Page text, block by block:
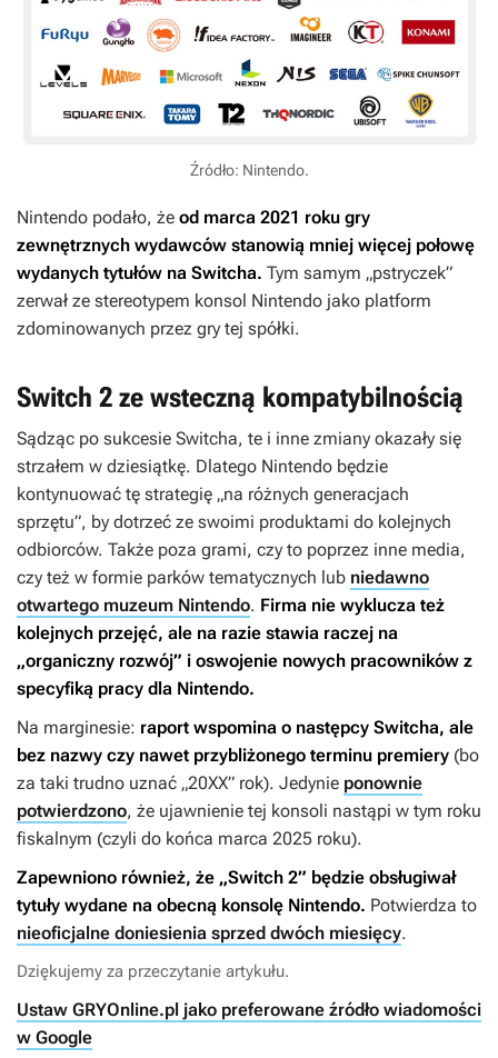
Źródło: Nintendo.
Nintendo podało, że od marca 2021 roku gry
zewnętrznych wydawców stanowią mniej więcej połowę
wydanych tytułów na Switcha. Tym samym „pstryczek”
zerwał ze stereotypem konsol Nintendo jako platform
zdominowanych przez gry tej spółki.
Switch 2 ze wsteczną kompatybilnością
Sądząc po sukcesie Switcha, te i inne zmiany okazały się
strzałem w dziesiątkę. Dlatego Nintendo będzie
kontynuować tę strategię „na różnych generacjach
sprzętu”, by dotrzeć ze swoimi produktami do kolejnych
odbiorców. Także poza grami, czy to poprzez inne media,
czy też w formie parków tematycznych lub niedawno
otwartego muzeum Nintendo. Firma nie wyklucza też
kolejnych przejęć, ale na razie stawia raczej na
„organiczny rozwój” i oswojenie nowych pracowników z
specyfiką pracy dla Nintendo.
Na marginesie: raport wspomina o następcy Switcha, ale
bez nazwy czy nawet przybliżonego terminu premiery (bo
za taki trudno uznać „20XX” rok). Jedynie ponownie
potwierdzono, że ujawnienie tej konsoli nastąpi w tym roku
fiskalnym (czyli do końca marca 2025 roku).
Zapewniono również, że „Switch 2” będzie obsługiwał
tytuły wydane na obecną konsolę Nintendo. Potwierdza to
nieoficjalne doniesienia sprzed dwóch miesięcy.
Dziękujemy za przeczytanie artykułu.
Ustaw GRYOnline.pl jako preferowane źródło wiadomości
w Google